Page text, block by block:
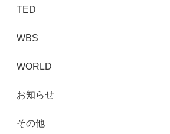
TED
WBS
WORLD
お知らせ
その他